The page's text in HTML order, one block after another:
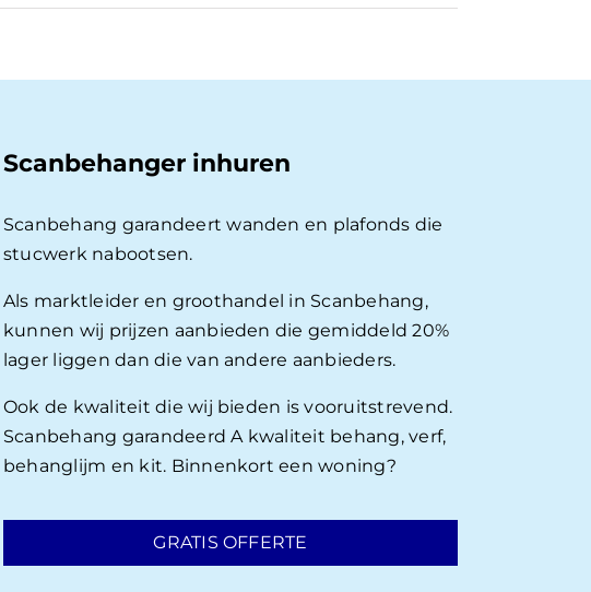
Scanbehanger inhuren
Scanbehang garandeert wanden en plafonds die
stucwerk nabootsen.
Als marktleider en groothandel in Scanbehang,
kunnen wij prijzen aanbieden die gemiddeld 20%
lager liggen dan die van andere aanbieders.
Ook de kwaliteit die wij bieden is vooruitstrevend.
Scanbehang garandeerd A kwaliteit behang, verf,
behanglijm en kit. Binnenkort een woning?
GRATIS OFFERTE